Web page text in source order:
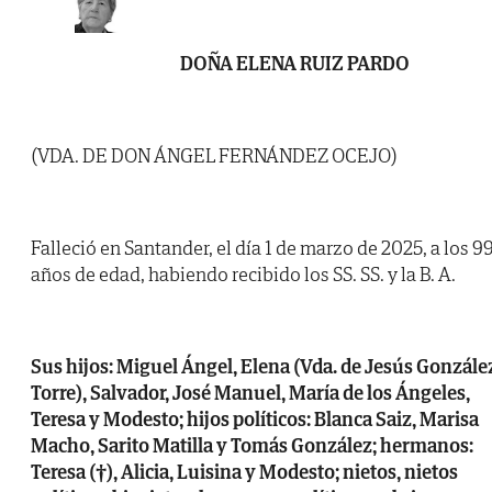
DOÑA ELENA RUIZ PARDO
(VDA. DE DON ÁNGEL FERNÁNDEZ OCEJO)
Falleció en Santander, el día 1 de marzo de 2025, a los
años de edad, habiendo recibido los SS. SS. y la B. A.
Sus hijos: Miguel Ángel, Elena (Vda. de Jesús
Torre), Salvador, José Manuel, María de los Ángeles,
Teresa y Modesto; hijos políticos: Blanca Saiz, Marisa
Macho, Sarito Matilla y Tomás González; hermanos:
Teresa (†), Alicia, Luisina y Modesto; nietos, nietos